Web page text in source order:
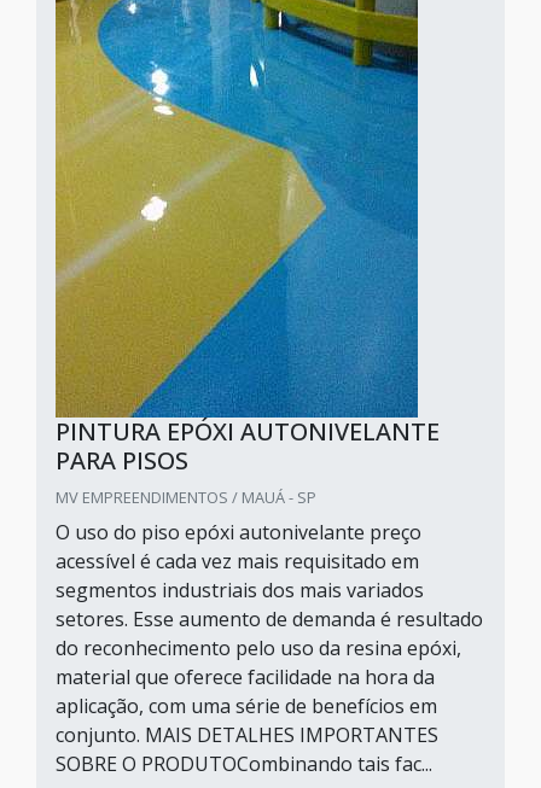
PINTURA EPÓXI AUTONIVELANTE
PARA PISOS
MV EMPREENDIMENTOS / MAUÁ - SP
O uso do piso epóxi autonivelante preço
acessível é cada vez mais requisitado em
segmentos industriais dos mais variados
setores. Esse aumento de demanda é resultado
do reconhecimento pelo uso da resina epóxi,
material que oferece facilidade na hora da
aplicação, com uma série de benefícios em
conjunto. MAIS DETALHES IMPORTANTES
SOBRE O PRODUTOCombinando tais fac...